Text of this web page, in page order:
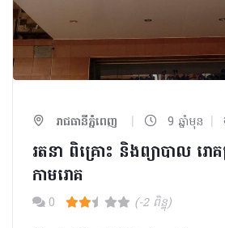
រាជធានីភ្នំពេញ | 9 ឆ្នាំមុន |
រតនា ពិគ្រោះ និងព្យាបាល រោ
កាមរោគ
0 (-2 ពិន្ទុ)